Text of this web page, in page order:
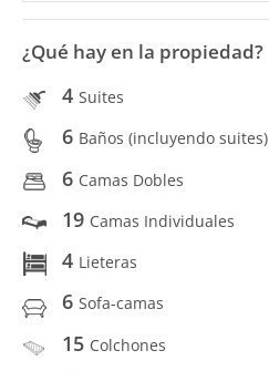
¿Qué hay en la propiedad?
4 Suites
6 Baños (incluyendo suites)
6 Camas Dobles
19 Camas Individuales
4 Lieteras
6 Sofa-camas
15 Colchones